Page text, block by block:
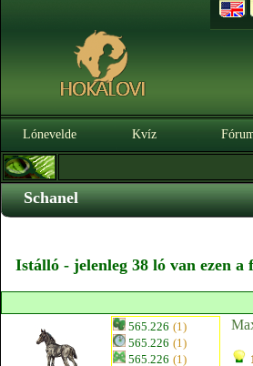
Lónevelde Kvíz
Schanel
Istálló - jelenleg 38 ló van ezen a
565.226 (1)
565.226 (1)
565.226 (1)